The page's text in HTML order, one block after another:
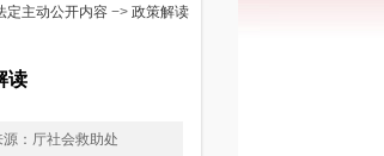
定主动公开内容 −> 政策解读
读
源：厅社会救助处